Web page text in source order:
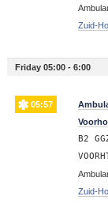
Zuid-
Friday 05:00 - 6:00
05:57
B2
Zuid-